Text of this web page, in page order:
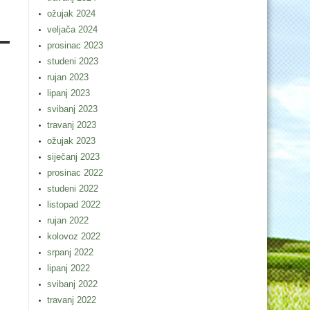
ožujak 2024
veljača 2024
prosinac 2023
studeni 2023
rujan 2023
lipanj 2023
svibanj 2023
travanj 2023
ožujak 2023
siječanj 2023
prosinac 2022
studeni 2022
listopad 2022
rujan 2022
kolovoz 2022
srpanj 2022
lipanj 2022
svibanj 2022
travanj 2022